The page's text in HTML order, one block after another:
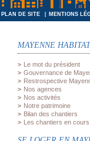
PLAN DE SITE MENTIONS
MAYENNE HABITAT
Le mot du président
Gouvernance de
Restrospective
Nos agences
Nos activités
Notre patrimoine
Bilan des chantiers
Les chantiers en cours